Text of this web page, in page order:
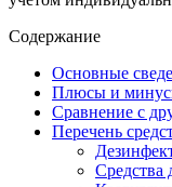
Содержание
Основные
Плюсы и
Сравнение с
Перечень
Средства